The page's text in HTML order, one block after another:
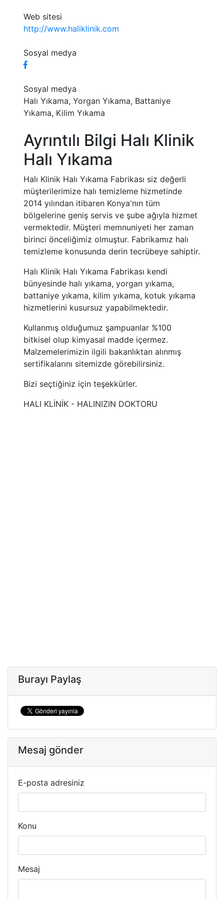
Web sitesi
http://www.haliklinik.com
Sosyal medya
Sosyal medya
Halı Yıkama, Yorgan Yıkama, Battaniye
Yıkama, Kilim Yıkama
Ayrıntılı Bilgi Halı Klinik
Halı Yıkama
Halı Klinik Halı Yıkama Fabrikası siz değerli
müşterilerimize halı temizleme hizmetinde
2014 yılından itibaren Konya'nın tüm
bölgelerine geniş servis ve şube ağıyla hizmet
vermektedir. Müşteri memnuniyeti her zaman
birinci önceliğimiz olmuştur. Fabrikamız halı
temizleme konusunda derin tecrübeye sahiptir.
Halı Klinik Halı Yıkama Fabrikası kendi
bünyesinde halı yıkama, yorgan yıkama,
battaniye yıkama, kilim yıkama, kotuk yıkama
hizmetlerini kusursuz yapabilmektedir.
Kullanmış olduğumuz şampuanlar %100
bitkisel olup kimyasal madde içermez.
Malzemelerimizin ilgili bakanlıktan alınmış
sertifikalarını sitemizde görebilirsiniz.
Bizi seçtiğiniz için teşekkürler.
HALI KLİNİK - HALINIZIN DOKTORU
Burayı Paylaş
Mesaj gönder
E-posta adresiniz
Konu
Mesaj